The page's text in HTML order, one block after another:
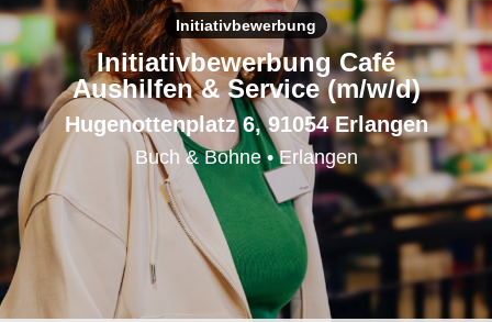
Initiativbewerbung
Initiativbewerbung Café
Aushilfen & Service (m/w/d)
Hugenottenplatz 6, 91054 Erlangen
Buch & Bohne • Erlangen